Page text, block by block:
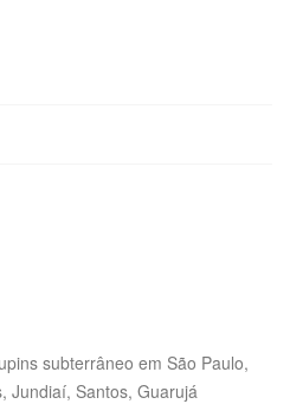
subterrâneo em São Paulo,
Jundiaí, Santos, Guarujá